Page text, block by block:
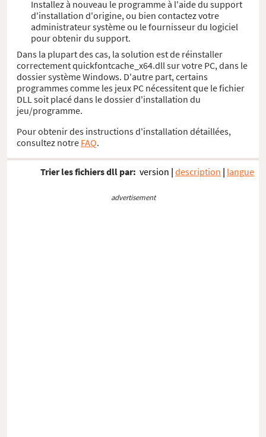
Installez à nouveau le programme à l'aide du support
d'installation d'origine, ou bien contactez votre
administrateur système ou le fournisseur du logiciel
pour obtenir du support.
Dans la plupart des cas, la solution est de réinstaller
correctement quickfontcache_x64.dll sur votre PC, dans le
dossier système Windows. D'autre part, certains
programmes comme les jeux PC nécessitent que le fichier
DLL soit placé dans le dossier d'installation du
jeu/programme.
Pour obtenir des instructions d'installation détaillées,
consultez notre FAQ.
Trier les fichiers dll par: version | description | langue
advertisement